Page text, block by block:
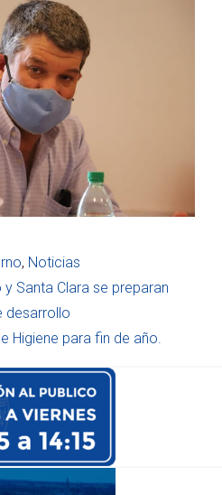
, Noticias
Santa Clara se preparan
desarrollo
Higiene para fin de año.